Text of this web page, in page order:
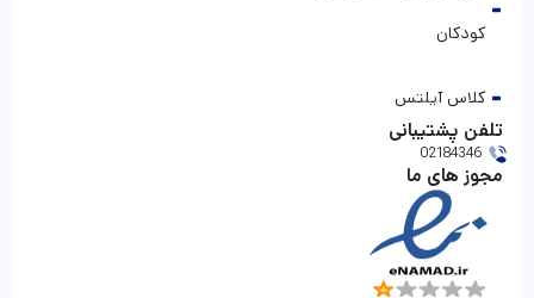
کودکان
کلاس آیلتس
تلفن پشتیبانی
02184346
مجوز های ما